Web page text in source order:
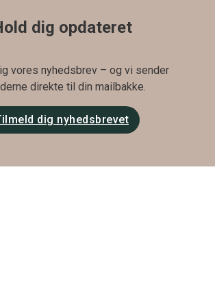
dig opdateret
vores nyhedsbrev – og vi sender
direkte til din mailbakke.
dig nyhedsbrevet